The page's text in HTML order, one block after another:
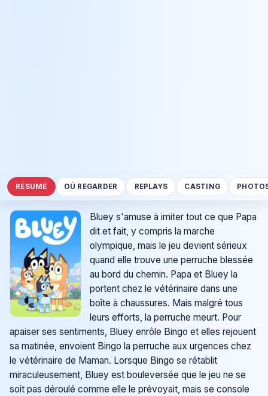
RÉSUMÉ OÙ REGARDER REPLAYS CASTING
Bluey s'amuse à imiter tout ce que Papa
dit et fait, y compris la marche
olympique, mais le jeu devient sérieux
quand elle trouve une perruche blessée
au bord du chemin. Papa et Bluey la
portent chez le vétérinaire dans une
boîte à chaussures. Mais malgré tous
leurs efforts, la perruche meurt. Pour
apaiser ses sentiments, Bluey enrôle Bingo et elles rejouent
sa matinée, envoient Bingo la perruche aux urgences chez
le vétérinaire de Maman. Lorsque Bingo se rétablit
miraculeusement, Bluey est bouleversée que le jeu ne se
soit pas déroulé comme elle le prévoyait, mais se console